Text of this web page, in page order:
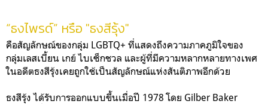
“ธงไพรด์” หรือ "ธงสีรุ้ง"
คือสัญลักษณ์ของกลุ่ม LGBTQ+ ที่แสดงถึงความภาคภูมิใจของ
กลุ่มเลสเบี้ยน เกย์ ไบเซ็กชวล และผู้ที่มีความหลากหลายทางเพศ
ในอดีตธงสีรุ้งเคยถูกใช้เป็นสัญลักษณ์แห่งสันติภาพอีกด้วย
ธงสีรุ้ง ได้รับการออกแบบขึ้นเมื่อปี 1978 โดย Gilber Baker